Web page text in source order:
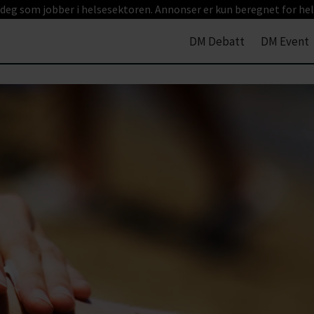
som jobber i helsesektoren. Annonser er kun beregnet for
DM Debatt DM Event